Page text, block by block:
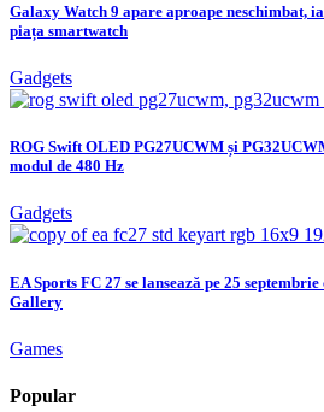
Galaxy Watch 9 apare aproape neschimbat,
piața smartwatch
Gadgets
ROG Swift OLED PG27UCWM și
modul de 480 Hz
Gadgets
EA Sports FC 27 se lansează pe 25
Gallery
Games
Popular